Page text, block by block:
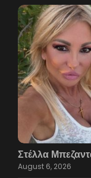
Στέλλα
August 6, 2026